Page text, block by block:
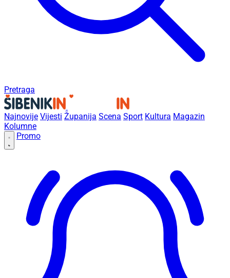
Pretraga
Najnovije Vijesti Županija Scena Sport Kultura Magazin
Kolumne
Promo